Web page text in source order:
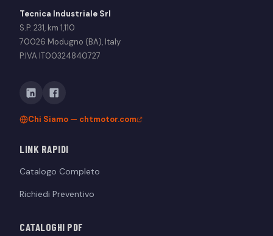
Tecnica Industriale Srl
S.P. 231, km 1,110
70026 Modugno (BA), Italy
P.IVA IT00324840727
Chi Siamo — chtmotor.com
LINK RAPIDI
Catalogo Completo
Richiedi Preventivo
CATALOGHI PDF